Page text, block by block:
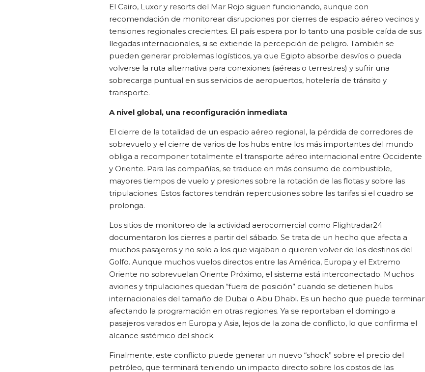
El Cairo, Luxor y resorts del Mar Rojo siguen funcionando, aunque con
recomendación de monitorear disrupciones por cierres de espacio aéreo vecinos y
tensiones regionales crecientes. El país espera por lo tanto una posible caída de sus
llegadas internacionales, si se extiende la percepción de peligro. También se
pueden generar problemas logísticos, ya que Egipto absorbe desvíos o pueda
volverse la ruta alternativa para conexiones (aéreas o terrestres) y sufrir una
sobrecarga puntual en sus servicios de aeropuertos, hotelería de tránsito y
transporte.
A nivel global, una reconfiguración inmediata
El cierre de la totalidad de un espacio aéreo regional, la pérdida de corredores de
sobrevuelo y el cierre de varios de los hubs entre los más importantes del mundo
obliga a recomponer totalmente el transporte aéreo internacional entre Occidente
y Oriente. Para las compañías, se traduce en más consumo de combustible,
mayores tiempos de vuelo y presiones sobre la rotación de las flotas y sobre las
tripulaciones. Estos factores tendrán repercusiones sobre las tarifas si el cuadro se
prolonga.
Los sitios de monitoreo de la actividad aerocomercial como Flightradar24
documentaron los cierres a partir del sábado. Se trata de un hecho que afecta a
muchos pasajeros y no solo a los que viajaban o quieren volver de los destinos del
Golfo. Aunque muchos vuelos directos entre las América, Europa y el Extremo
Oriente no sobrevuelan Oriente Próximo, el sistema está interconectado. Muchos
aviones y tripulaciones quedan “fuera de posición” cuando se detienen hubs
internacionales del tamaño de Dubai o Abu Dhabi. Es un hecho que puede terminar
afectando la programación en otras regiones. Ya se reportaban el domingo a
pasajeros varados en Europa y Asia, lejos de la zona de conflicto, lo que confirma el
alcance sistémico del shock.
Finalmente, este conflicto puede generar un nuevo “shock” sobre el precio del
petróleo, que terminará teniendo un impacto directo sobre los costos de las